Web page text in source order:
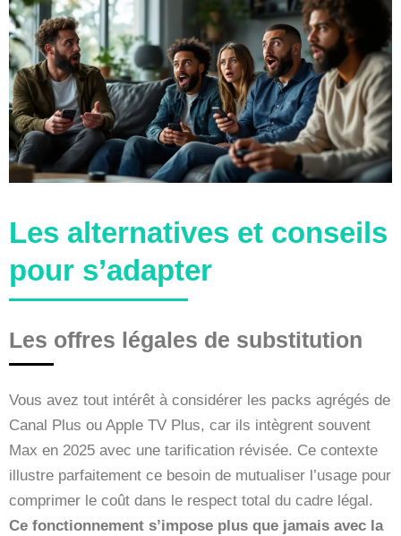
Les alternatives et conseils
pour s’adapter
Les offres légales de substitution
Vous avez tout intérêt à considérer les packs agrégés de
Canal Plus ou Apple TV Plus, car ils intègrent souvent
Max en 2025 avec une tarification révisée. Ce contexte
illustre parfaitement ce besoin de mutualiser l’usage pour
comprimer le coût dans le respect total du cadre légal.
Ce fonctionnement s’impose plus que jamais avec la